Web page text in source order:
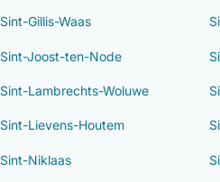
Sint-Gillis-Waas
Sint-Joost-ten-Node
Sint-Lambrechts-Woluwe
Sint-Lievens-Houtem
Sint-Niklaas